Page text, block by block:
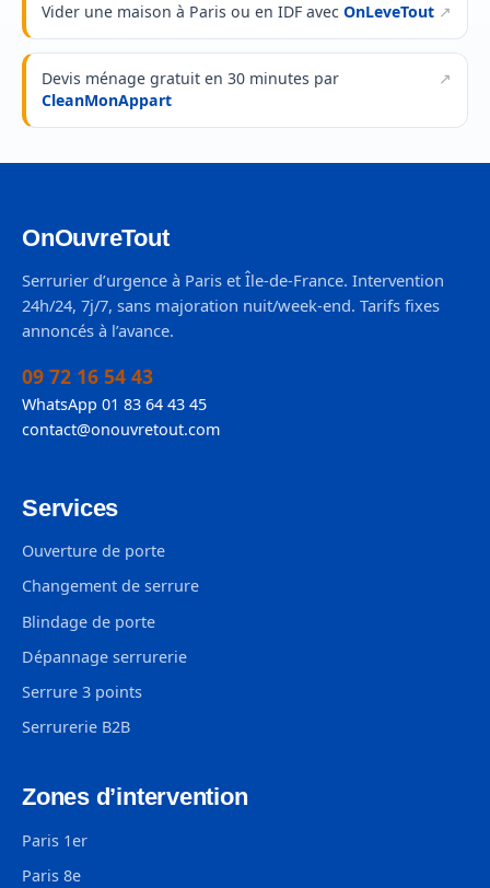
Vider une maison à Paris ou en IDF avec OnLeveTout
Devis ménage gratuit en 30 minutes par
CleanMonAppart
OnOuvreTout
Serrurier d’urgence à Paris et Île-de-France. Intervention
24h/24, 7j/7, sans majoration nuit/week-end. Tarifs fixes
annoncés à l’avance.
09 72 16 54 43
WhatsApp 01 83 64 43 45
contact@onouvretout.com
Services
Ouverture de porte
Changement de serrure
Blindage de porte
Dépannage serrurerie
Serrure 3 points
Serrurerie B2B
Zones d’intervention
Paris 1er
Paris 8e